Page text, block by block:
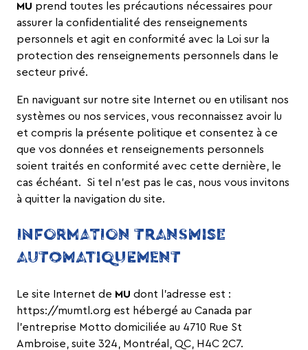
MU prend toutes les précautions nécessaires pour
assurer la confidentialité des renseignements
personnels et agit en conformité avec la Loi sur la
protection des renseignements personnels dans le
secteur privé.
En naviguant sur notre site Internet ou en utilisant nos
systèmes ou nos services, vous reconnaissez avoir lu
et compris la présente politique et consentez à ce
que vos données et renseignements personnels
soient traités en conformité avec cette dernière, le
cas échéant. Si tel n’est pas le cas, nous vous invitons
à quitter la navigation du site.
INFORMATION TRANSMISE
AUTOMATIQUEMENT
Le site Internet de MU dont l’adresse est :
https://mumtl.org est hébergé au Canada par
l’entreprise Motto domiciliée au 4710 Rue St
Ambroise, suite 324, Montréal, QC, H4C 2C7.